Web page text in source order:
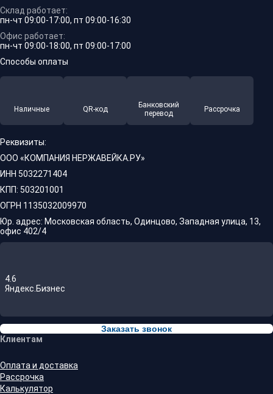
Склад работает:
пн-чт 09:00-17:00, пт 09:00-16:30
Офис работает:
пн-чт 09:00-18:00, пт 09:00-17:00
Способы оплаты
Наличные QR-код
Банковский
перевод
Рассрочка
Реквизиты:
ООО «КОМПАНИЯ НЕРЖАВЕЙКА.РУ»
ИНН 5032271404
КПП: 503201001
ОГРН 1135032009970
Юр. адрес: Московская область, Одинцово, Западная улица, 13,
офис 402/4
4.6
Яндекс.Бизнес
Заказать звонок
Клиентам
Оплата и доставка
Рассрочка
Калькулятор